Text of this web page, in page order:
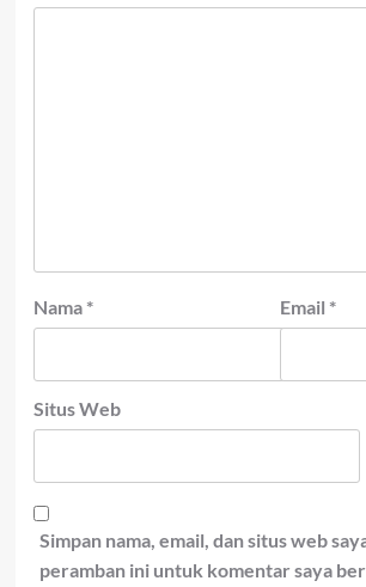
Nama * Email *
Situs Web
Simpan nama, email, dan situs web
peramban ini untuk komentar saya